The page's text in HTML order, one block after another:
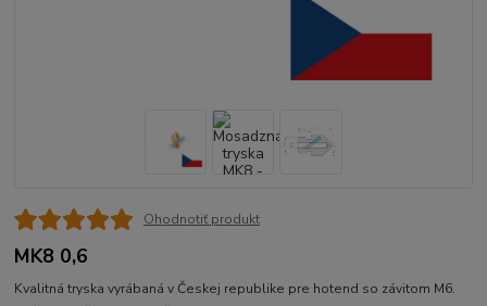
Ohodnotiť produkt
MK8 0,6
Kvalitná tryska vyrábaná v Českej republike pre hotend so závitom M6.